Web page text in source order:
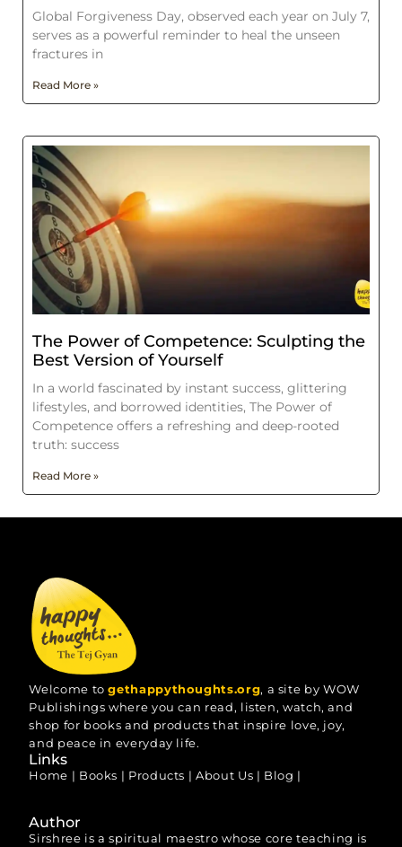
Global Forgiveness Day, observed each year on July 7,
serves as a powerful reminder to heal the unseen
fractures in
Read More »
The Power of Competence: Sculpting the
Best Version of Yourself
In a world fascinated by instant success, glittering
lifestyles, and borrowed identities, The Power of
Competence offers a refreshing and deep-rooted
truth: success
Read More »
Welcome togethappythoughts.org, a site by WOW
Publishings where you can read, listen, watch, and
shop for books and products that inspire love, joy,
and peace in everyday life.
Links
Home | Books | Products |About Us | Blog |
Author
Sirshree is a spiritual maestro whose core teaching is